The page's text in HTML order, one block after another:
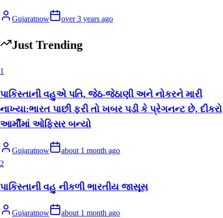
Gujaratnow over 3 years ago
Just Trending
1
પાકિસ્તાની વહુએ પતિ, જેઠ-જેઠાણી અને નોકરને મારી
નાખ્યા:ભારત પાછી ફરી તો ખબર પડી કે પ્રેગનન્ટ છે, દીકરો
આર્મીમાં ઓફિસર બન્યો
Gujaratnow
about 1 month ago
2
પાકિસ્તાની વહુ નીકળી ભારતીય જાસૂસ
Gujaratnow
about 1 month ago